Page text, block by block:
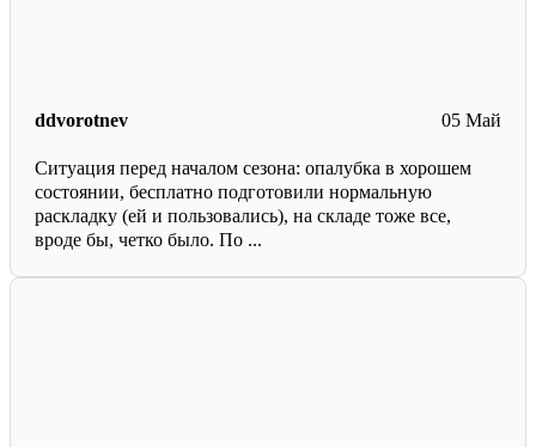
05 Май
ddvorotnev
Ситуация перед началом сезона: опалубка в хорошем
состоянии, бесплатно подготовили нормальную
раскладку (ей и пользовались), на складе тоже все,
вроде бы, четко было. По ...